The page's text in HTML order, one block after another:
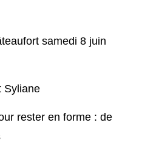
samedi 8 juin
Syliane
rester en forme : de